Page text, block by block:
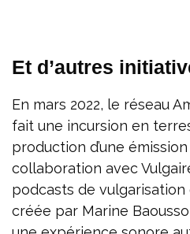
Et d’autres
En mars 2022, le réseau
fait une incursion en
production d’une
collaboration avec
podcasts de
créée par Marine